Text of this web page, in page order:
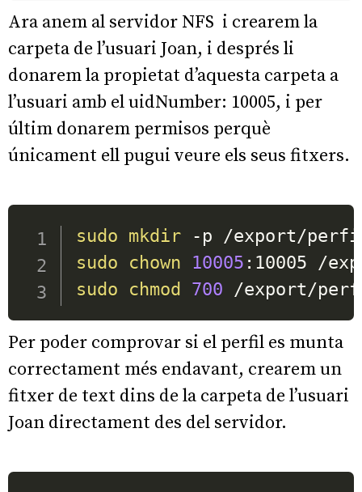
Ara anem al servidor NFS i crearem la
carpeta de l’usuari Joan, i després li
donarem la propietat d’aquesta carpeta a
l’usuari amb el uidNumber: 10005, i per
últim donarem permisos perquè
únicament ell pugui veure els seus fitxers.
sudo mkdir
sudo
chown
10005
sudo
chmod 700 /export/
Per poder comprovar si el perfil es munta
correctament més endavant, crearem un
fitxer de text dins de la carpeta de l’usuari
Joan directament des del servidor.